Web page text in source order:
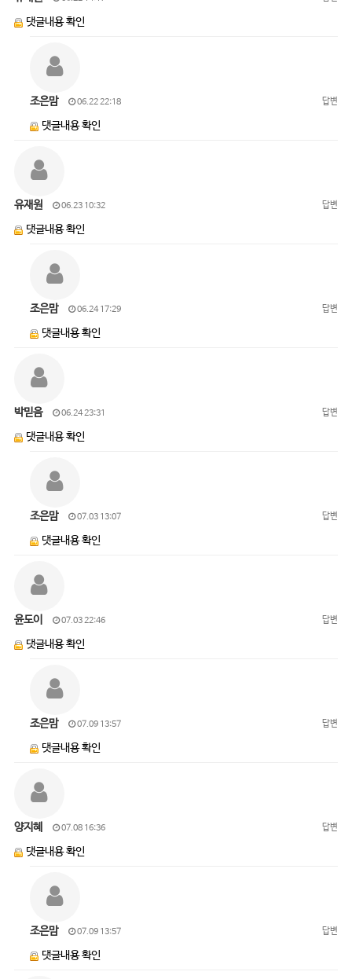
댓글내용 확인
조은맘 06.22 22:18 답변
댓글내용 확인
유재원 06.23 10:32 답변
댓글내용 확인
조은맘 06.24 17:29 답변
댓글내용 확인
박믿음 06.24 23:31 답변
댓글내용 확인
조은맘 07.03 13:07 답변
댓글내용 확인
윤도이 07.03 22:46 답변
댓글내용 확인
조은맘 07.09 13:57 답변
댓글내용 확인
양지혜 07.08 16:36 답변
댓글내용 확인
조은맘 07.09 13:57 답변
댓글내용 확인